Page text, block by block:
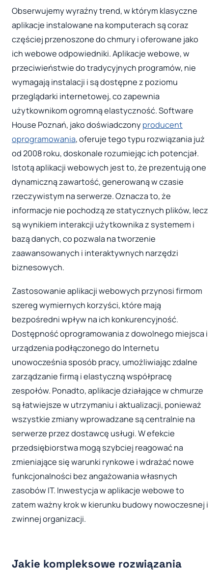
Obserwujemy wyraźny trend, w którym klasyczne
aplikacje instalowane na komputerach są coraz
częściej przenoszone do chmury i oferowane jako
ich webowe odpowiedniki. Aplikacje webowe, w
przeciwieństwie do tradycyjnych programów, nie
wymagają instalacji i są dostępne z poziomu
przeglądarki internetowej, co zapewnia
użytkownikom ogromną elastyczność. Software
House Poznań, jako doświadczonyproducent
oprogramowania, oferuje tego typu rozwiązania już
od 2008 roku, doskonale rozumiejąc ich potencjał.
Istotą aplikacji webowych jest to, że prezentują one
dynamiczną zawartość, generowaną w czasie
rzeczywistym na serwerze. Oznacza to, że
informacje nie pochodzą ze statycznych plików, lecz
są wynikiem interakcji użytkownika z systemem i
bazą danych, co pozwala na tworzenie
zaawansowanych i interaktywnych narzędzi
biznesowych.
Zastosowanie aplikacji webowych przynosi firmom
szereg wymiernych korzyści, które mają
bezpośredni wpływ na ich konkurencyjność.
Dostępność oprogramowania z dowolnego miejsca i
urządzenia podłączonego do Internetu
unowocześnia sposób pracy, umożliwiając zdalne
zarządzanie firmą i elastyczną współpracę
zespołów. Ponadto, aplikacje działające w chmurze
są łatwiejsze w utrzymaniu i aktualizacji, ponieważ
wszystkie zmiany wprowadzane są centralnie na
serwerze przez dostawcę usługi. W efekcie
przedsiębiorstwa mogą szybciej reagować na
zmieniające się warunki rynkowe i wdrażać nowe
funkcjonalności bez angażowania własnych
zasobów IT. Inwestycja w aplikacje webowe to
zatem ważny krok w kierunku budowy nowoczesnej i
zwinnej organizacji.
Jakie kompleksowe rozwiązania